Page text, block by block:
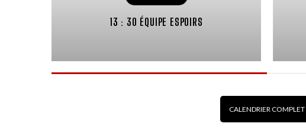
13 : 30 ÉQUIPE ESPOIRS
CALENDRIER COMPLET